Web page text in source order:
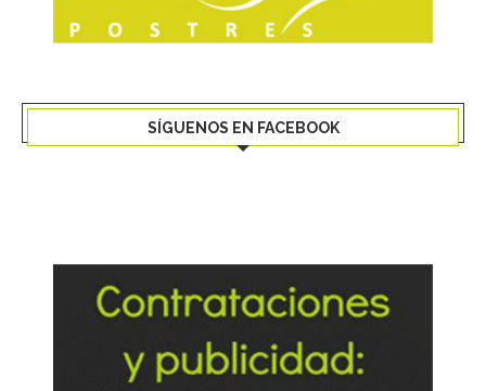
SÍGUENOS EN FACEBOOK